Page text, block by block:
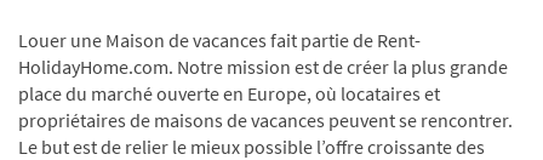
Louer une Maison de vacances fait partie de Rent-
HolidayHome.com. Notre mission est de créer la plus grande
place du marché ouverte en Europe, où locataires et
propriétaires de maisons de vacances peuvent se rencontrer.
Le but est de relier le mieux possible l’offre croissante des